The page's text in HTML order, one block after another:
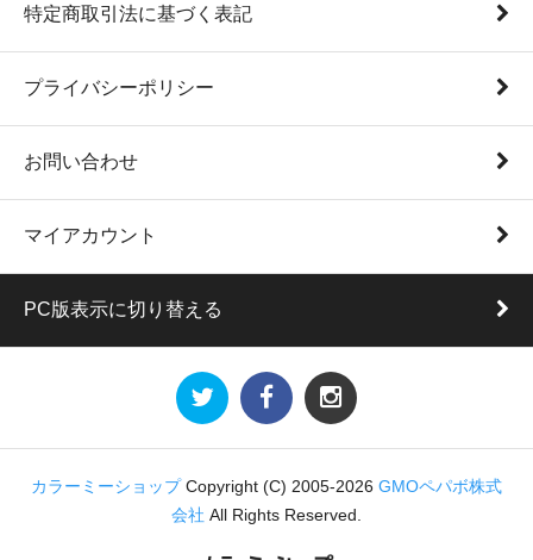
特定商取引法に基づく表記
プライバシーポリシー
お問い合わせ
マイアカウント
PC版表示に切り替える
カラーミーショップ Copyright (C) 2005-2026 GMOペパボ株式
会社 All Rights Reserved.